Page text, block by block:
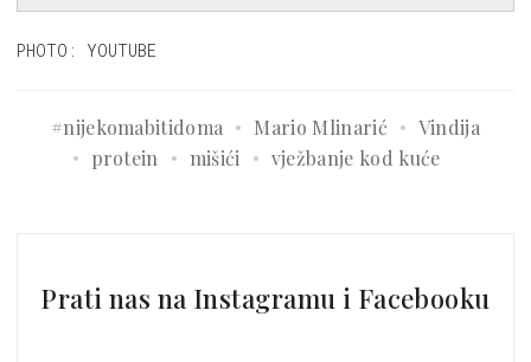
PHOTO: YOUTUBE
#nijekomabitidoma Mario Mlinarić
Vindija
protein
mišići vježbanje kod kuće
Prati nas na Instagramu i Facebooku